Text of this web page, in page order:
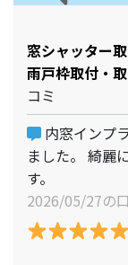
窓シャッター
雨戸枠取付・
コミ
内窓インプ
ました。 綺麗
す。
2026/05/27の